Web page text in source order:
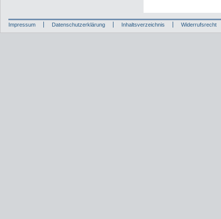
Impressum Datenschutzerklärung Inhaltsverzeichnis Widerrufsrecht